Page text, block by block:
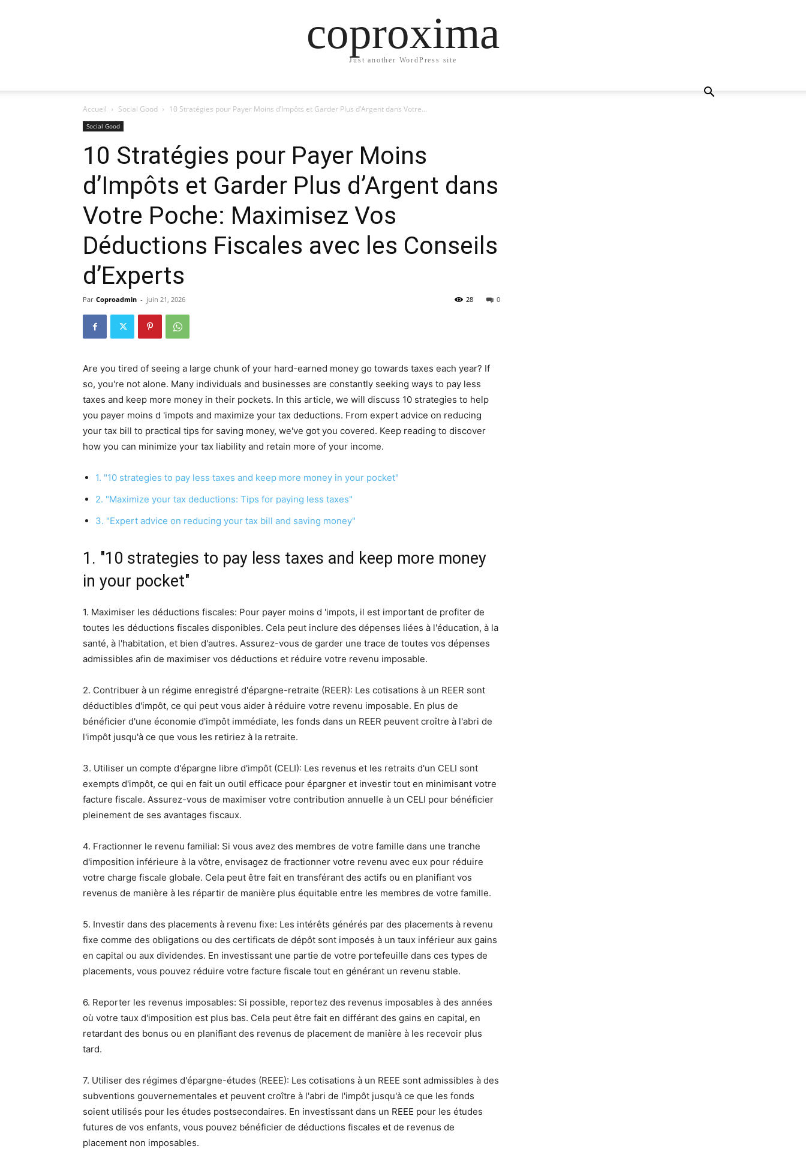
coproxima
Just another WordPress site
Accueil Social Good 10 Stratégies pour Payer Moins d’Impôts et Garder Plus d’Argent dans Votre...
Social Good
10 Stratégies pour Payer Moins
d’Impôts et Garder Plus d’Argent dans
Votre Poche: Maximisez Vos
Déductions Fiscales avec les Conseils
d’Experts
Par Coproadmin - juin 21, 2026 0
28
Are you tired of seeing a large chunk of your hard-earned money go towards taxes each year? If
so, you're not alone. Many individuals and businesses are constantly seeking ways to pay less
taxes and keep more money in their pockets. In this article, we will discuss 10 strategies to help
you payer moins d 'impots and maximize your tax deductions. From expert advice on reducing
your tax bill to practical tips for saving money, we've got you covered. Keep reading to discover
how you can minimize your tax liability and retain more of your income.
1. "10 strategies to pay less taxes and keep more money in your pocket"
2. "Maximize your tax deductions: Tips for paying less taxes"
3. "Expert advice on reducing your tax bill and saving money"
1. "10 strategies to pay less taxes and keep more money
in your pocket"
1. Maximiser les déductions fiscales: Pour payer moins d 'impots, il est important de profiter de
toutes les déductions fiscales disponibles. Cela peut inclure des dépenses liées à l'éducation, à la
santé, à l'habitation, et bien d'autres. Assurez-vous de garder une trace de toutes vos dépenses
admissibles afin de maximiser vos déductions et réduire votre revenu imposable.
2. Contribuer à un régime enregistré d'épargne-retraite (REER): Les cotisations à un REER sont
déductibles d'impôt, ce qui peut vous aider à réduire votre revenu imposable. En plus de
bénéficier d'une économie d'impôt immédiate, les fonds dans un REER peuvent croître à l'abri de
l'impôt jusqu'à ce que vous les retiriez à la retraite.
3. Utiliser un compte d'épargne libre d'impôt (CELI): Les revenus et les retraits d'un CELI sont
exempts d'impôt, ce qui en fait un outil efficace pour épargner et investir tout en minimisant votre
facture fiscale. Assurez-vous de maximiser votre contribution annuelle à un CELI pour bénéficier
pleinement de ses avantages fiscaux.
4. Fractionner le revenu familial: Si vous avez des membres de votre famille dans une tranche
d'imposition inférieure à la vôtre, envisagez de fractionner votre revenu avec eux pour réduire
votre charge fiscale globale. Cela peut être fait en transférant des actifs ou en planifiant vos
revenus de manière à les répartir de manière plus équitable entre les membres de votre famille.
5. Investir dans des placements à revenu fixe: Les intérêts générés par des placements à revenu
fixe comme des obligations ou des certificats de dépôt sont imposés à un taux inférieur aux gains
en capital ou aux dividendes. En investissant une partie de votre portefeuille dans ces types de
placements, vous pouvez réduire votre facture fiscale tout en générant un revenu stable.
6. Reporter les revenus imposables: Si possible, reportez des revenus imposables à des années
où votre taux d'imposition est plus bas. Cela peut être fait en différant des gains en capital, en
retardant des bonus ou en planifiant des revenus de placement de manière à les recevoir plus
tard.
7. Utiliser des régimes d'épargne-études (REEE): Les cotisations à un REEE sont admissibles à des
subventions gouvernementales et peuvent croître à l'abri de l'impôt jusqu'à ce que les fonds
soient utilisés pour les études postsecondaires. En investissant dans un REEE pour les études
futures de vos enfants, vous pouvez bénéficier de déductions fiscales et de revenus de
placement non imposables.